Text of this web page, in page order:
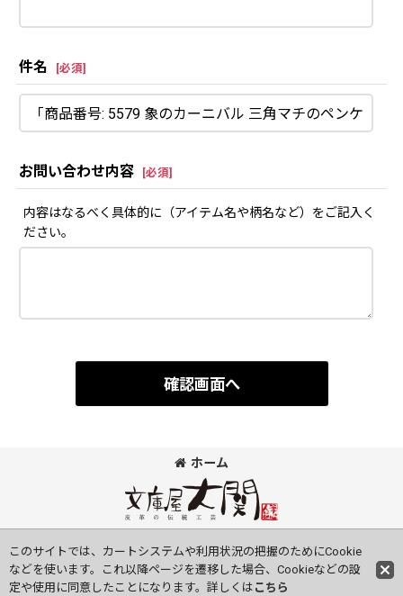
件名 [必須]
お問い合わせ内容 [必須]
内容はなるべく具体的に（アイテム名や柄名など）をご記入く
ださい。
確認画面へ
ホーム
このサイトでは、カートシステムや利用状況の把握のためにCookie
などを使います。これ以降ページを遷移した場合、Cookieなどの設
定や使用に同意したことになります。詳しくは こちら